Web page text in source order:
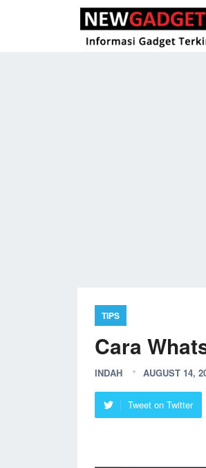
TIPS
Cara
INDAH AUGUST 14,
Tweet on Twitter